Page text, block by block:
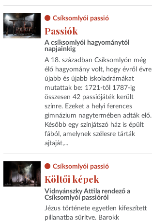
Csíksomlyói passió
Passiók
A csíksomlyói hagyománytól
napjainkig
A 18. században Csíksomlyón még
élő hagyomány volt, hogy évről évre
újabb és újabb iskoladrámákat
mutattak be: 1721-től 1787-ig
összesen 42 passiójáték került
színre. Ezeket a helyi ferences
gimnázium nagytermében adták elő.
Később egy színjátszó ház is épült
fából, amelynek szélesre tárták
ajtaját,...
Csíksomlyói passió
Költői képek
Vidnyánszky Attila rendező a
Csíksomlyói passióról
Jézus története egyetlen kifeszített
pillanatba sűrítve. Barokk